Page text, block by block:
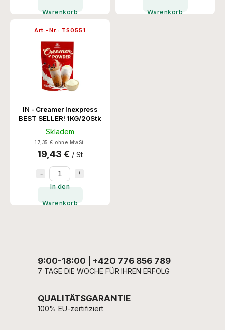
Warenkorb Warenkorb
IN - Creamer Inexpress
BEST SELLER! 1KG/20Stk
Skladem
17,35 € ohne MwSt.
19,43 € / St
In den
Warenkorb
Art.-Nr.: TS0551
9:00-18:00 | +420 776 856 789
7 TAGE DIE WOCHE FÜR IHREN ERFOLG
QUALITÄTSGARANTIE
100% EU-zertifiziert